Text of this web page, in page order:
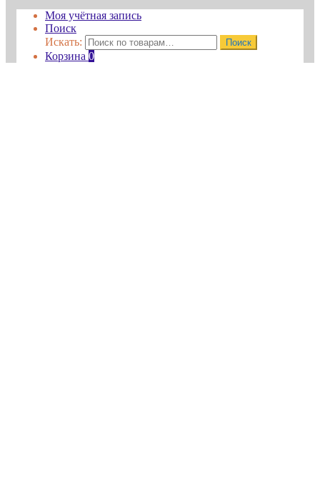
Моя учётная запись
Поиск
Искать:
Поиск
Корзина 0